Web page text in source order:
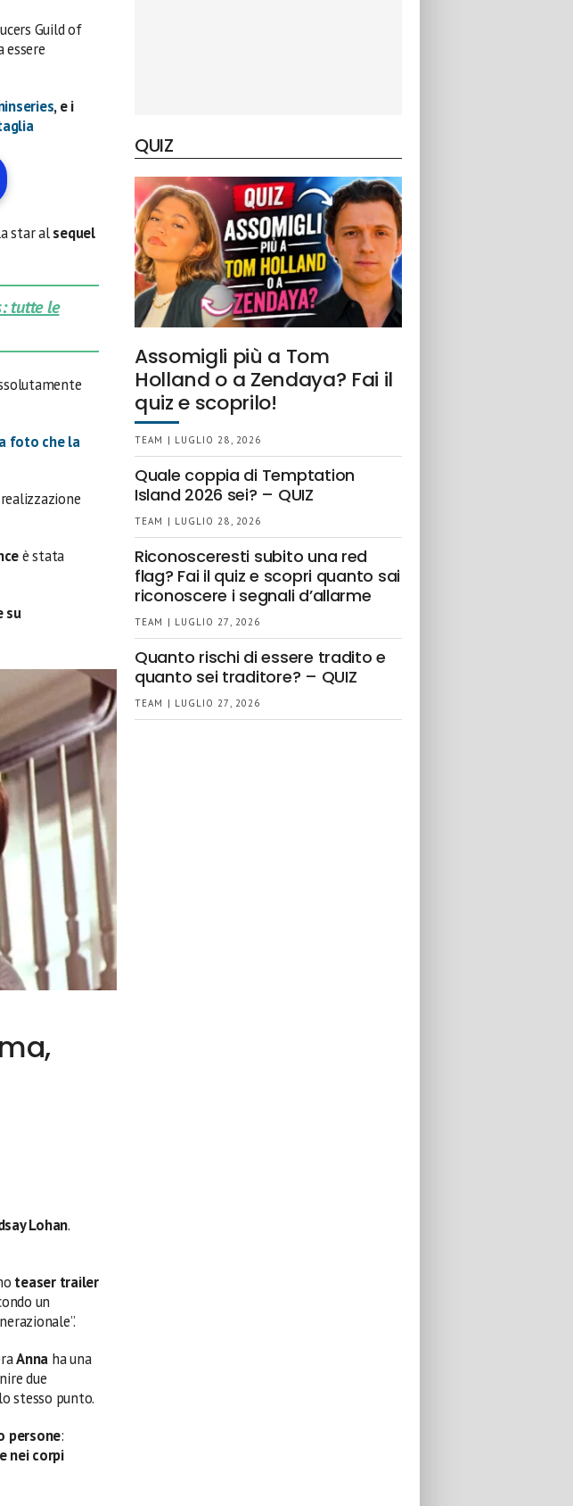
Guild of
essere
, e i
star alsequel
tutte le
foto che la
è stata
su
Lohan.
teaser trailer
un
Anna ha una
due
stesso punto.
persone:
nei corpi
QUIZ
Assomigli più a Tom
Holland o a Zendaya? Fai il
quiz e scoprilo!
TEAM | LUGLIO 28, 2026
Quale coppia di Temptation
Island 2026 sei? – QUIZ
TEAM | LUGLIO 28, 2026
Riconosceresti subito una red
flag? Fai il quiz e scopri quanto sai
riconoscere i segnali d’allarme
TEAM | LUGLIO 27, 2026
Quanto rischi di essere tradito e
quanto sei traditore? – QUIZ
TEAM | LUGLIO 27, 2026